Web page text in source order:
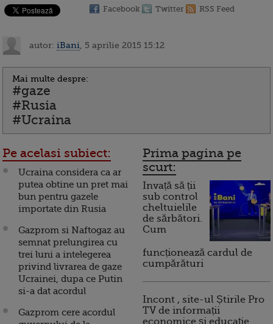
Facebook Twitter RSS Feed
autor: iBani , 5 aprilie 2015 15:12
Mai multe despre:
#gaze
#Rusia
#Ucraina
Pe acelasi subiect:
Ucraina considera ca ar
putea obtine un pret mai
bun pentru gazele
importate din Rusia
Gazprom si Naftogaz au
semnat prelungirea cu
trei luni a intelegerea
privind livrarea de gaze
Ucrainei, dupa ce Putin
si-a dat acordul
Gazprom cere acordul
Prima pagina pe
scurt:
Invață să ții
sub control
cheltuielile
de sărbători.
Cum
funcționează cardul de
cumpărături
Incont , site-ul Știrile Pro
TV de informații
economice și educație